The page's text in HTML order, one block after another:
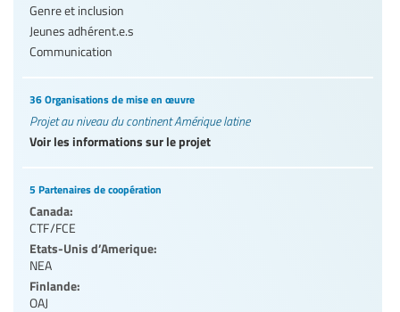
Genre et inclusion
Jeunes adhérent.e.s
Communication
36 Organisations de mise en œuvre
Projet au niveau du continent Amérique latine
Voir les informations sur le projet
5 Partenaires de coopération
Canada:
CTF/FCE
Etats-Unis d’Amerique:
NEA
Finlande:
OAJ